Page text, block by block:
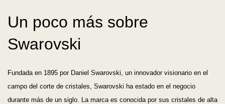
Un poco más sobre
Swarovski
Fundada en 1895 por Daniel Swarovski, un innovador visionario en el
campo del corte de cristales, Swarovski ha estado en el negocio
durante más de un siglo. La marca es conocida por sus cristales de alta